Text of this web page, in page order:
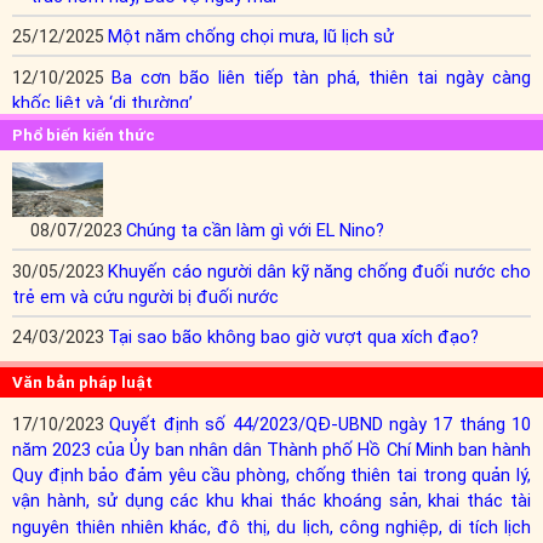
25/12/2025 Một năm chống chọi mưa, lũ lịch sử
12/10/2025 Ba cơn bão liên tiếp tàn phá, thiên tai ngày càng
khốc liệt và ‘dị thường’
Phổ biến kiến thức
08/07/2023 Chúng ta cần làm gì với EL Nino?
30/05/2023 Khuyến cáo người dân kỹ năng chống đuối nước cho
trẻ em và cứu người bị đuối nước
24/03/2023 Tại sao bão không bao giờ vượt qua xích đạo?
Văn bản pháp luật
17/10/2023 Quyết định số 44/2023/QĐ-UBND ngày 17 tháng 10
năm 2023 của Ủy ban nhân dân Thành phố Hồ Chí Minh ban hành
Quy định bảo đảm yêu cầu phòng, chống thiên tai trong quản lý,
vận hành, sử dụng các khu khai thác khoáng sản, khai thác tài
nguyên thiên nhiên khác, đô thị, du lịch, công nghiệp, di tích lịch